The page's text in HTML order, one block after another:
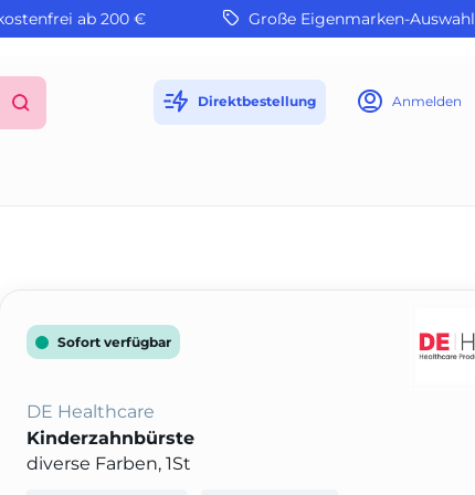
ab 200 € Große Eigenmarken-Auswahl
Direktbestellung Anmelden
Sofort verfügbar
DE Healthcare
Kinderzahnbürste
diverse Farben, 1St